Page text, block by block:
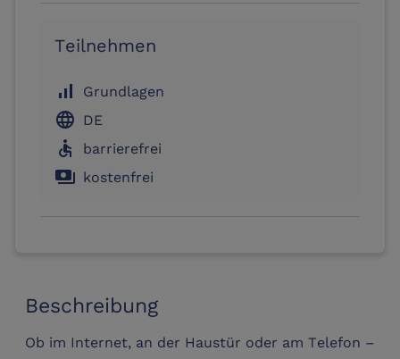
Beschreibung
Ob im Internet, an der Haustür oder am Telefon –
Teilnehmen
signal_cellular_alt Grundlagen
language DE
accessible barrierefrei
payments kostenfrei